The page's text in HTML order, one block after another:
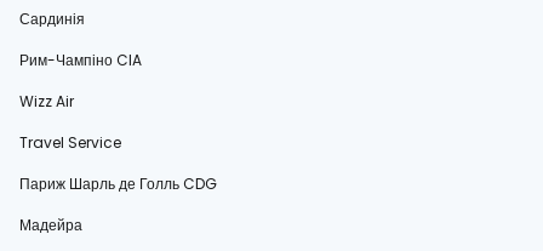
Сардинія
Рим-Чампіно CIA
Wizz Air
Travel Service
Париж Шарль де Голль CDG
Мадейра